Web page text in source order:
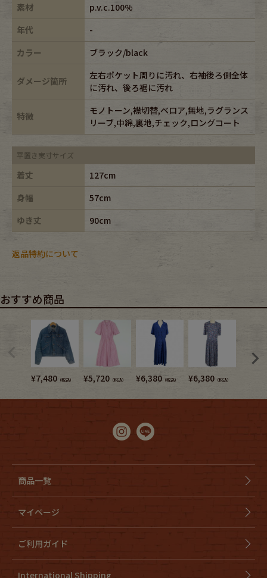
素材
p.v.c.100%
年代
-
カラー
ブラック/black
ダメージ箇所
左右ポケット周りに汚れ、右袖後ろ側全体
に汚れ、後ろ裾に汚れ
特徴
モノトーン,襟切替,ベロア,無地,ラグランス
リーブ,中綿,裏地,チェック,ロングコート
平置き実寸サイズ
着丈
127cm
身幅
57cm
ゆき丈
90cm
返品特約について
おすすめ商品
¥7,480 （税込） ¥5,720 （税込） ¥6,380 （税込） ¥6,380 （税込）
商品一覧
マイページ
ご利用ガイド
International Shipping